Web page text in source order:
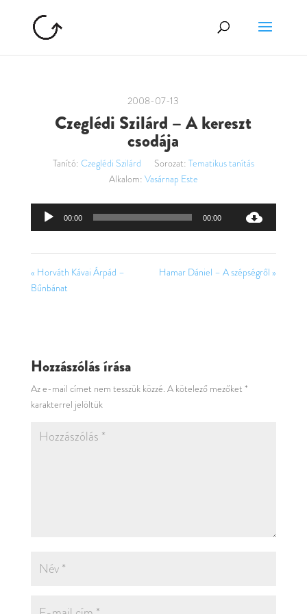
2008-07-13
Czeglédi Szilárd – A kereszt
csodája
Tanító: Czeglédi Szilárd Sorozat: Tematikus tanítás
Alkalom: Vasárnap Este
Audió
00:00 00:00
« Horváth Kávai Árpád –
Bűnbánat
Hamar Dániel – A szépségről »
Hozzászólás írása
Az e-mail címet nem tesszük közzé. A kötelező mezőket *
karakterrel jelöltük